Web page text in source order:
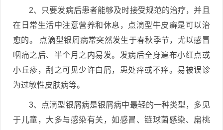
2、只要发病后患者能够及时接受规范的治疗，并且
在日常生活中注意营养和休息，点滴型牛皮癣是可以治
愈的。 点滴型银屑病常突然发生于春秋季节，尤以感冒
咽痛之后、半个月之内易发。发病后全身遍布小红点或
小丘疹，刮之可见少许白屑，患处痒或不痒。易被误诊
为过敏性皮肤病等。
3、点滴型银屑病是银屑病中最轻的一种类型，多见
于儿童，大多与感染有关，如感冒、链球菌感染、扁桃